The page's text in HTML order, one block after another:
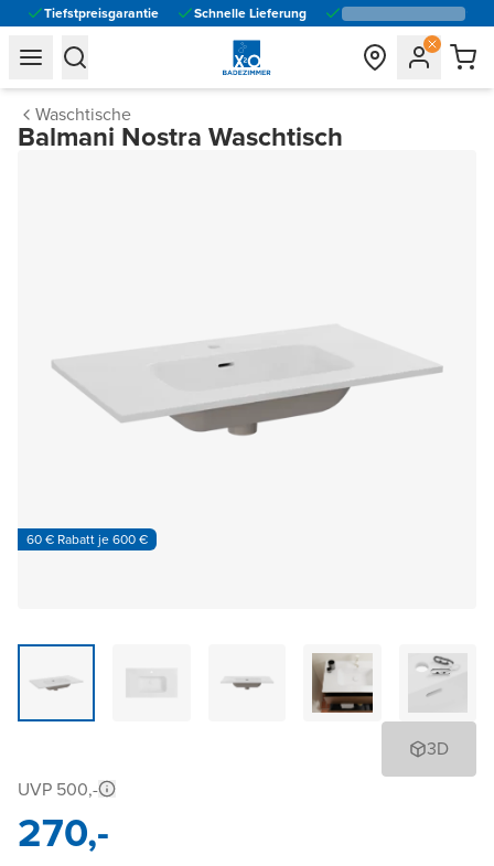
Tiefstpreisgarantie Schnelle Lieferung
general.navigation.toggle_menu.label
general.navigation.toggle_menu.label
Waschtische
Balmani Nostra Waschtisch
60 € Rabatt je 600 €
3D
UVP 500,-
270,-